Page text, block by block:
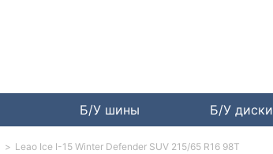
Б/У шины Б/У диски
Leao Ice I-15 Winter Defender SUV 215/65 R16 98T